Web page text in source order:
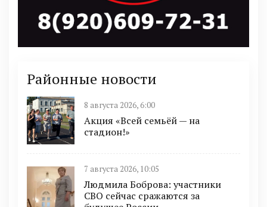
Районные новости
8 августа 2026, 6:00
Акция «Всей семьёй — на
стадион!»
7 августа 2026, 10:05
Людмила Боброва: участники
СВО сейчас сражаются за